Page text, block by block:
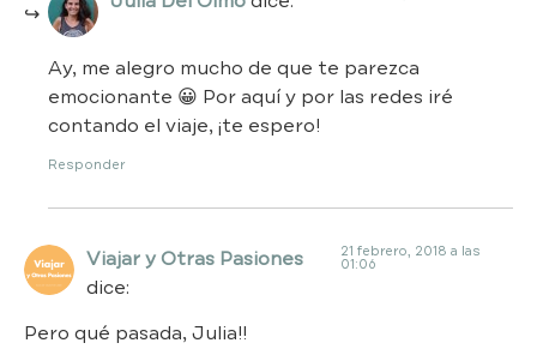
Ay, me alegro mucho de que te parezca
emocionante 😀 Por aquí y por las redes iré
contando el viaje, ¡te espero!
Responder
Viajar y Otras Pasiones
dice:
21 febrero, 2018 a las
01:06
Pero qué pasada, Julia!!